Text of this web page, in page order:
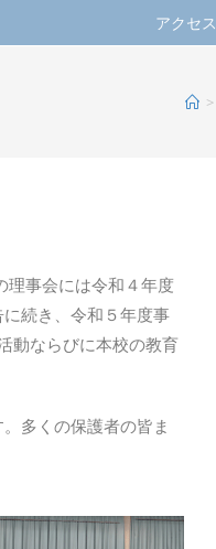
アクセス
>
理事会には令和４年度
続き、令和５年度事
動ならびに本校の教育
多くの保護者の皆ま